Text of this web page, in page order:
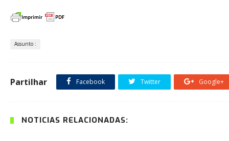
Assunto :
Partilhar Facebook Twitter Google+
NOTÍCIAS RELACIONADAS: